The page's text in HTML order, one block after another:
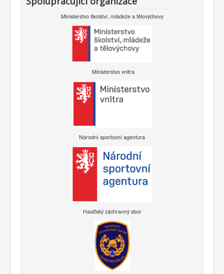
Ministerstvo školství, mládeže a tělovýchovy
Ministerstvo vnitra
Národní sportovní agentura
Hasičský záchranný sbor